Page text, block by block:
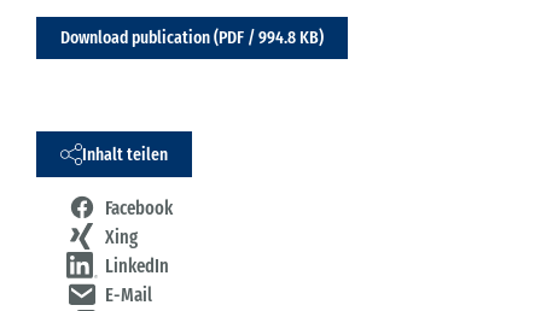
Download publication (PDF / 994.8 KB)
Inhalt teilen
Facebook
Xing
LinkedIn
E-Mail